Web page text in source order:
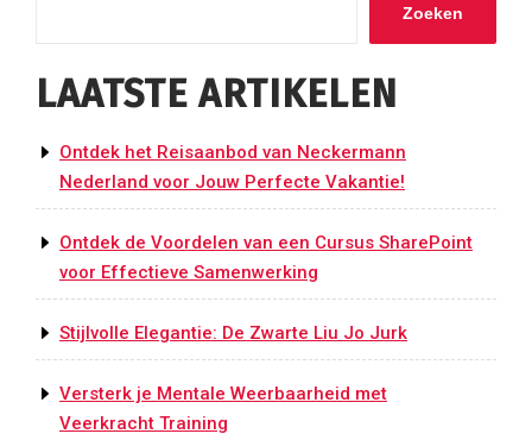
Zoeken
LAATSTE ARTIKELEN
Ontdek het Reisaanbod van Neckermann
Nederland voor Jouw Perfecte Vakantie!
Ontdek de Voordelen van een Cursus SharePoint
voor Effectieve Samenwerking
Stijlvolle Elegantie: De Zwarte Liu Jo Jurk
Versterk je Mentale Weerbaarheid met
Veerkracht Training